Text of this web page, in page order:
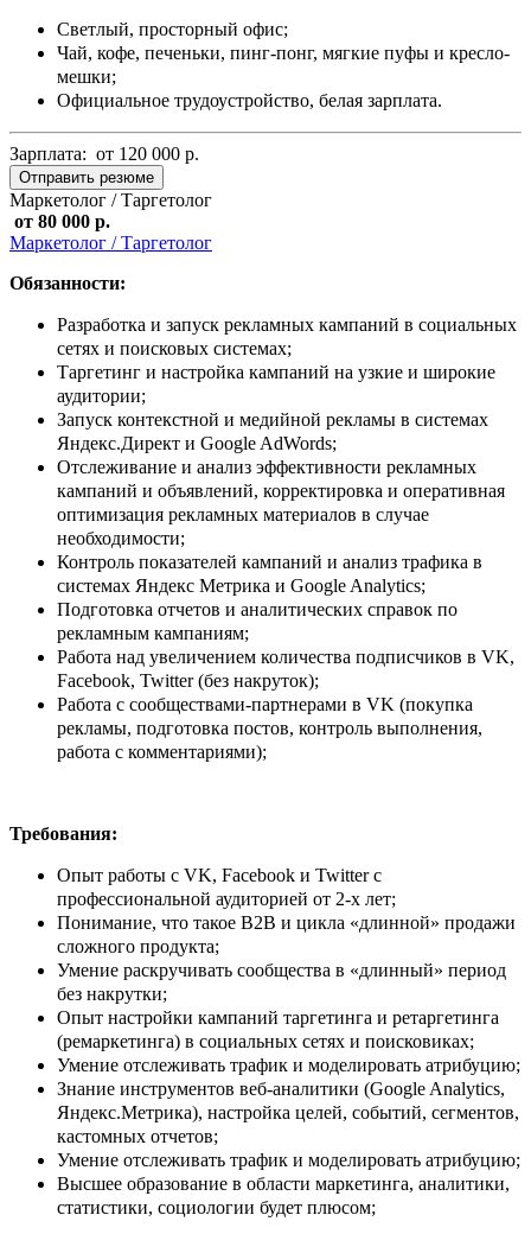
Светлый, просторный офис;
Чай, кофе, печеньки, пинг-понг, мягкие пуфы и кресло-
мешки;
Официальное трудоустройство, белая зарплата.
Зарплата: от 120 000 р.
Отправить резюме
Маркетолог / Таргетолог
от 80 000 р.
Маркетолог / Таргетолог
Обязанности:
Разработка и запуск рекламных кампаний в социальных
сетях и поисковых системах;
Таргетинг и настройка кампаний на узкие и широкие
аудитории;
Запуск контекстной и медийной рекламы в системах
Яндекс.Директ и Google AdWords;
Отслеживание и анализ эффективности рекламных
кампаний и объявлений, корректировка и оперативная
оптимизация рекламных материалов в случае
необходимости;
Контроль показателей кампаний и анализ трафика в
системах Яндекс Метрика и Google Analytics;
Подготовка отчетов и аналитических справок по
рекламным кампаниям;
Работа над увеличением количества подписчиков в VK,
Facebook, Twitter (без накруток);
Работа с сообществами-партнерами в VK (покупка
рекламы, подготовка постов, контроль выполнения,
работа с комментариями);
Требования:
Опыт работы с VK, Facebook и Twitter с
профессиональной аудиторией от 2-х лет;
Понимание, что такое В2В и цикла «длинной» продажи
сложного продукта;
Умение раскручивать сообщества в «длинный» период
без накрутки;
Опыт настройки кампаний таргетинга и ретаргетинга
(ремаркетинга) в социальных сетях и поисковиках;
Умение отслеживать трафик и моделировать атрибуцию;
Знание инструментов веб-аналитики (Google Analytics,
Яндекс.Метрика), настройка целей, событий, сегментов,
кастомных отчетов;
Умение отслеживать трафик и моделировать атрибуцию;
Высшее образование в области маркетинга, аналитики,
статистики, социологии будет плюсом;